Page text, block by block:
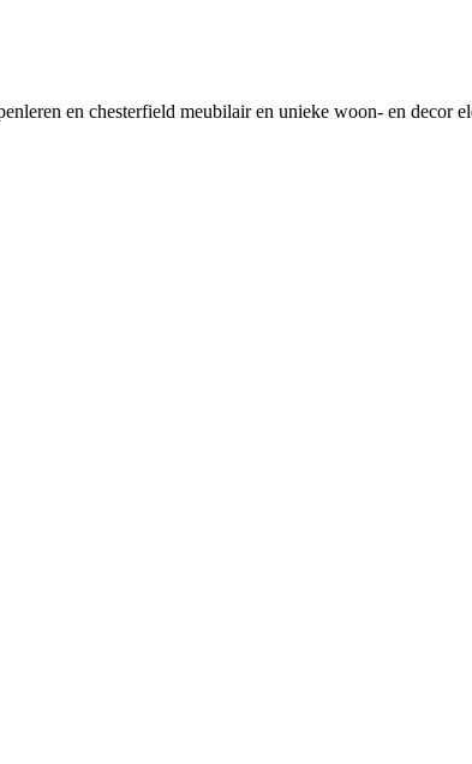
en chesterfield meubilair en unieke woon- en decor